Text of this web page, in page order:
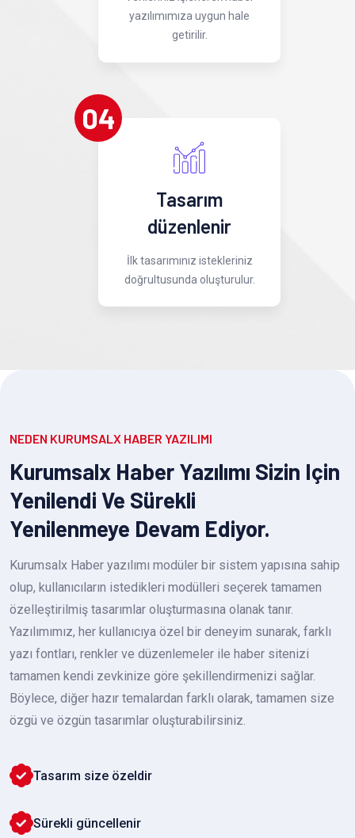
yazılımımıza uygun hale
getirilir.
04
Tasarım
düzenlenir
İlk tasarımınız istekleriniz
doğrultusunda oluşturulur.
NEDEN KURUMSALX HABER YAZILIMI
Kurumsalx Haber Yazılımı Sizin Için
Yenilendi Ve Sürekli
Yenilenmeye Devam Ediyor.
Kurumsalx Haber yazılımı modüler bir sistem yapısına sahip
olup, kullanıcıların istedikleri modülleri seçerek tamamen
özelleştirilmiş tasarımlar oluşturmasına olanak tanır.
Yazılımımız, her kullanıcıya özel bir deneyim sunarak, farklı
yazı fontları, renkler ve düzenlemeler ile haber sitenizi
tamamen kendi zevkinize göre şekillendirmenizi sağlar.
Böylece, diğer hazır temalardan farklı olarak, tamamen size
özgü ve özgün tasarımlar oluşturabilirsiniz.
Tasarım size özeldir
Sürekli güncellenir